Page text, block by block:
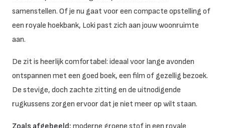
samenstellen. Of je nu gaat voor een compacte opstelling of
een royale hoekbank, Loki past zich aan jouw woonruimte
aan.
De zit is heerlijk comfortabel: ideaal voor lange avonden
ontspannen met een goed boek, een film of gezellig bezoek.
De stevige, doch zachte zitting en de uitnodigende
rugkussens zorgen ervoor dat je niet meer op wilt staan.